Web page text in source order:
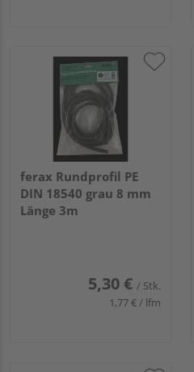
ferax Rundprofil PE
DIN 18540 grau 8 mm
Länge 3m
5,30 € / Stk.
1,77 € / lfm